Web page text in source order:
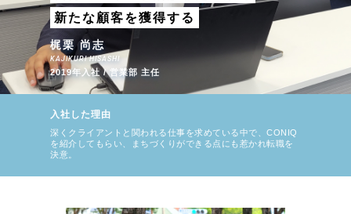
新たな顧客を獲得する
梶栗 尚志
KAJIKURI HISASHI
2019年入社 / 営業部 主任
入社した理由
深くクライアントと関われる仕事を求めている中で、CONIQ
を紹介してもらい、
まちづくりができる点にも惹かれ転職を
決意。